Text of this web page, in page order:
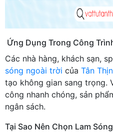
Ứng Dụng Trong Công
Các nhà hàng, khách sạn,
sóng ngoài trời của Tân
tạo không gian sang trọng.
công nhanh chóng, sản
ngân sách.
Tại Sao Nên Chọn Lam